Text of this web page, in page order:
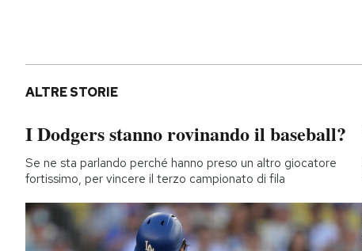
ALTRE STORIE
I Dodgers stanno rovinando il baseball?
Se ne sta parlando perché hanno preso un altro giocatore
fortissimo, per vincere il terzo campionato di fila